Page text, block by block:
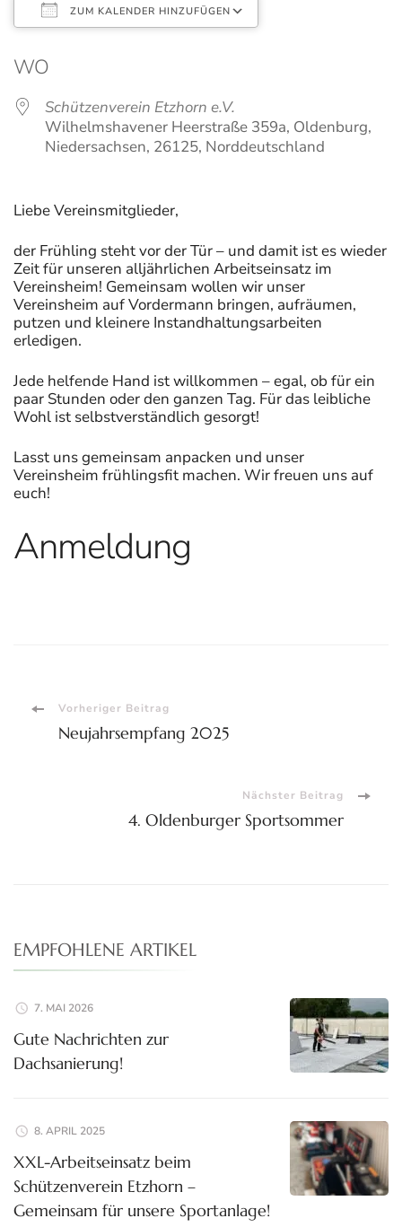
ZUM KALENDER HINZUFÜGEN
WO
Schützenverein Etzhorn e.V.
Wilhelmshavener Heerstraße 359a, Oldenburg,
Niedersachsen, 26125, Norddeutschland
Liebe Vereinsmitglieder,
der Frühling steht vor der Tür – und damit ist es wieder
Zeit für unseren alljährlichen Arbeitseinsatz im
Vereinsheim! Gemeinsam wollen wir unser
Vereinsheim auf Vordermann bringen, aufräumen,
putzen und kleinere Instandhaltungsarbeiten
erledigen.
Jede helfende Hand ist willkommen – egal, ob für ein
paar Stunden oder den ganzen Tag. Für das leibliche
Wohl ist selbstverständlich gesorgt!
Lasst uns gemeinsam anpacken und unser
Vereinsheim frühlingsfit machen. Wir freuen uns auf
euch!
Anmeldung
Beitragsnavigation
Vorheriger Beitrag
Neujahrsempfang 2025
Nächster Beitrag
4. Oldenburger Sportsommer
EMPFOHLENE ARTIKEL
7. MAI 2026
Gute Nachrichten zur
Dachsanierung!
8. APRIL 2025
XXL-Arbeitseinsatz beim
Schützenverein Etzhorn –
Gemeinsam für unsere Sportanlage!